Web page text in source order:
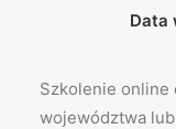
Data
Szkolenie online
województwa